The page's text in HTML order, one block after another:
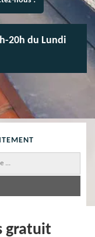
20h du Lundi
gratuit